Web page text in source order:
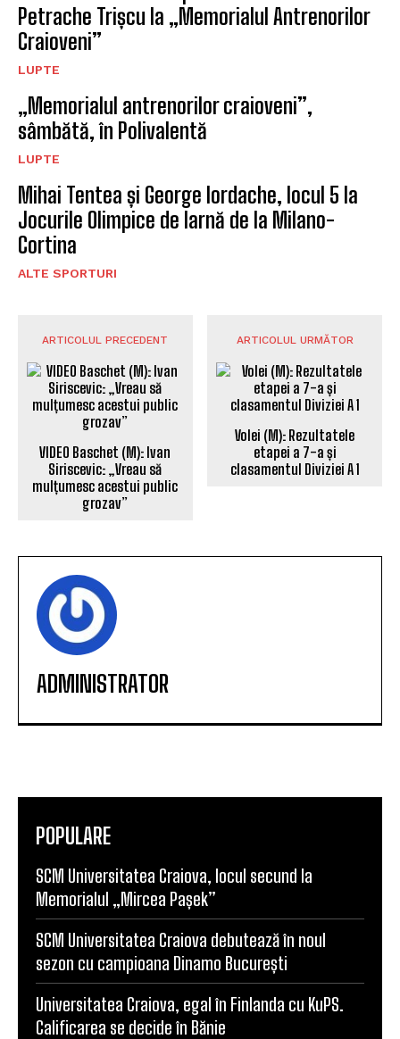
Petrache Trișcu la „Memorialul Antrenorilor
Craioveni”
LUPTE
„Memorialul antrenorilor craioveni”,
sâmbătă, în Polivalentă
LUPTE
Mihai Tentea și George Iordache, locul 5 la
Jocurile Olimpice de Iarnă de la Milano-
Cortina
ALTE SPORTURI
ARTICOLUL PRECEDENT
VIDEO Baschet (M): Ivan
Siriscevic: „Vreau să
mulțumesc acestui public
grozav”
ARTICOLUL URMĂTOR
Volei (M): Rezultatele
etapei a 7-a și
clasamentul Diviziei A 1
ADMINISTRATOR
POPULARE
SCM Universitatea Craiova, locul secund la
Memorialul „Mircea Pașek”
SCM Universitatea Craiova debutează în noul
sezon cu campioana Dinamo București
Universitatea Craiova, egal în Finlanda cu KuPS.
Calificarea se decide în Bănie